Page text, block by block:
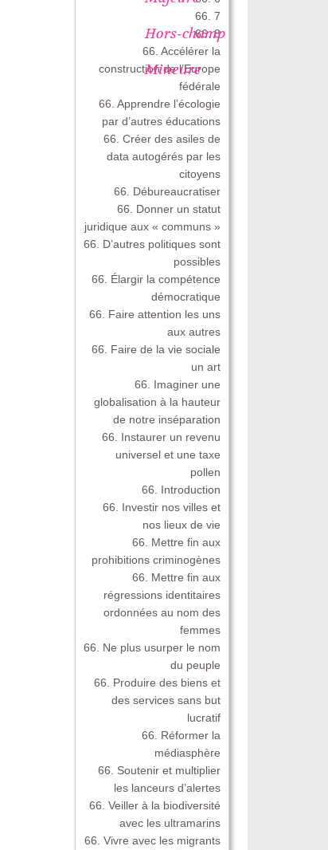
Hors-champ
Mineure
66. 7
66. 8
66. Accélérer la
construction de l’Europe
fédérale
66. Apprendre l’écologie
par d’autres éducations
66. Créer des asiles de
data autogérés par les
citoyens
66. Débureaucratiser
66. Donner un statut
juridique aux « communs »
66. D’autres politiques sont
possibles
66. Élargir la compétence
démocratique
66. Faire attention les uns
aux autres
66. Faire de la vie sociale
un art
66. Imaginer une
globalisation à la hauteur
de notre inséparation
66. Instaurer un revenu
universel et une taxe
pollen
66. Introduction
66. Investir nos villes et
nos lieux de vie
66. Mettre fin aux
prohibitions criminogènes
66. Mettre fin aux
régressions identitaires
ordonnées au nom des
femmes
66. Ne plus usurper le nom
du peuple
66. Produire des biens et
des services sans but
lucratif
66. Réformer la
médiasphère
66. Soutenir et multiplier
les lanceurs d’alertes
66. Veiller à la biodiversité
avec les ultramarins
66. Vivre avec les migrants